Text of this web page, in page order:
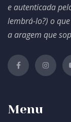
e autenticada
lembrá-lo?) o
a aragem que
Menu